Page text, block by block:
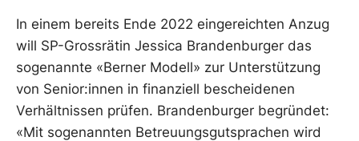
In einem bereits Ende 2022 eingereichten Anzug
will SP-Grossrätin Jessica Brandenburger das
sogenannte «Berner Modell» zur Unterstützung
von Senior:innen in finanziell bescheidenen
Verhältnissen prüfen. Brandenburger begründet:
«Mit sogenannten Betreuungsgutsprachen wird